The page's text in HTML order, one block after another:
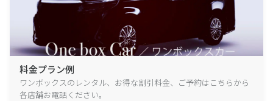
料金プラン例
ワンボックスのレンタル、お得な割引料金、ご予約はこちらから
各店舗お電話ください。